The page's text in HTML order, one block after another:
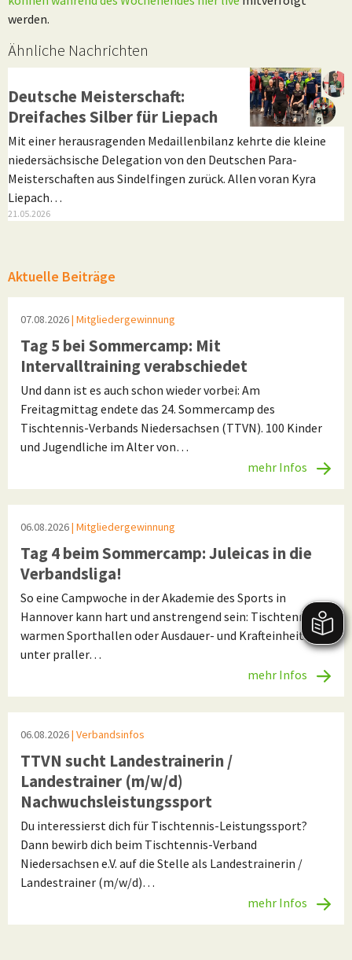
werden.
Ähnliche Nachrichten
Deutsche Meisterschaft:
Dreifaches Silber für Liepach
Mit einer herausragenden Medaillenbilanz kehrte die kleine
niedersächsische Delegation von den Deutschen Para-
Meisterschaften aus Sindelfingen zurück. Allen voran Kyra
Liepach…
21.05.2026
Aktuelle Beiträge
07.08.2026| Mitgliedergewinnung
Tag 5 bei Sommercamp: Mit
Intervalltraining verabschiedet
Und dann ist es auch schon wieder vorbei: Am
Freitagmittag endete das 24. Sommercamp des
Tischtennis-Verbands Niedersachsen (TTVN). 100 Kinder
und Jugendliche im Alter von…
mehr Infos
06.08.2026| Mitgliedergewinnung
Tag 4 beim Sommercamp: Juleicas in die
Verbandsliga!
So eine Campwoche in der Akademie des Sports in
Hannover kann hart und anstrengend sein: Tischtennis in
warmen Sporthallen oder Ausdauer- und Krafteinheiten
unter praller…
mehr Infos
06.08.2026| Verbandsinfos
TTVN sucht Landestrainerin /
Landestrainer (m/w/d)
Nachwuchsleistungssport
Du interessierst dich für Tischtennis-Leistungssport?
Dann bewirb dich beim Tischtennis-Verband
Niedersachsen e.V. auf die Stelle als Landestrainerin /
Landestrainer (m/w/d)…
mehr Infos